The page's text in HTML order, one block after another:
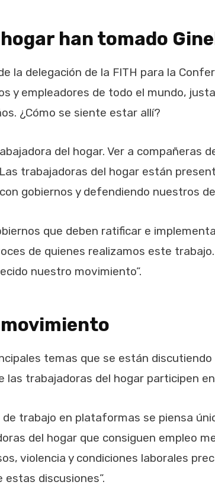
han tomado
la delegación de la FITH para la
y empleadores de todo el mundo,
¿Cómo se siente estar allí?
del hogar. Ver a compañeras
trabajadoras del hogar están
gobiernos y defendiendo nuestros
que deben ratificar e
de quienes realizamos este
nuestro movimiento”.
temas que se están
las trabajadoras del hogar participen
de trabajo en plataformas se piensa
del hogar que consiguen empleo
violencia y condiciones laborales
discusiones”.